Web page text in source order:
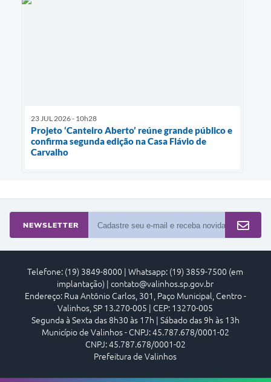
23 JUL 2026 - 10h28
Projeto ‘Canteiro Aberto’ reúne grande público e
confirma segunda edição na Casa Flávio de
Carvalho
NEWSLETTER
Telefone: (19) 3849-8000 | Whatsapp: (19) 3859-7500 (em
implantação) | contato@valinhos.sp.gov.br
Endereço: Rua Antônio Carlos, 301, Paço Municipal, Centro -
Valinhos, SP 13.270-005 | CEP: 13270-005
Segunda à Sexta das 8h30 às 17h | Sábado das 9h às 13h
Município de Valinhos - CNPJ: 45.787.678/0001-02
CNPJ: 45.787.678/0001-02
Prefeitura de Valinhos